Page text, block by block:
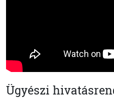
Ügyészi